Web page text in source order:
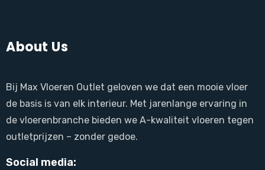
About Us
Bij Max Vloeren Outlet geloven we dat een mooie vloer
de basis is van elk interieur. Met jarenlange ervaring in
de vloerenbranche bieden we A-kwaliteit vloeren tegen
outletprijzen – zonder gedoe.
Social media: